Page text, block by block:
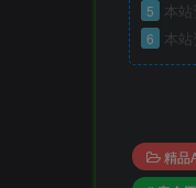
5 本
6 本
精品